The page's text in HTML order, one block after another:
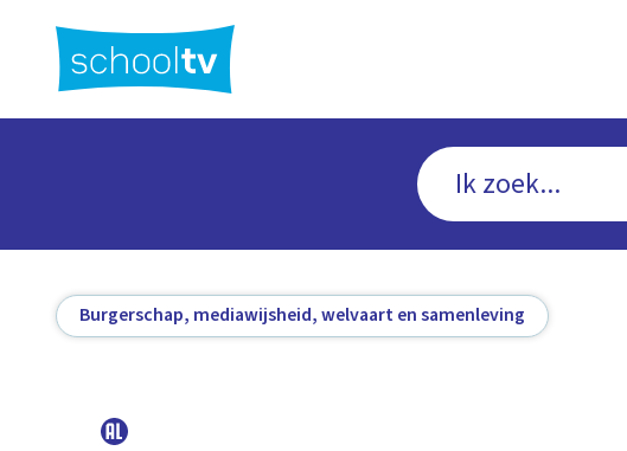
hoofdinhoud
Burgerschap, mediawijsheid, welvaart en samenleving